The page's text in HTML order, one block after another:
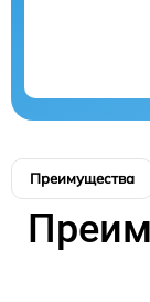
Преимущества